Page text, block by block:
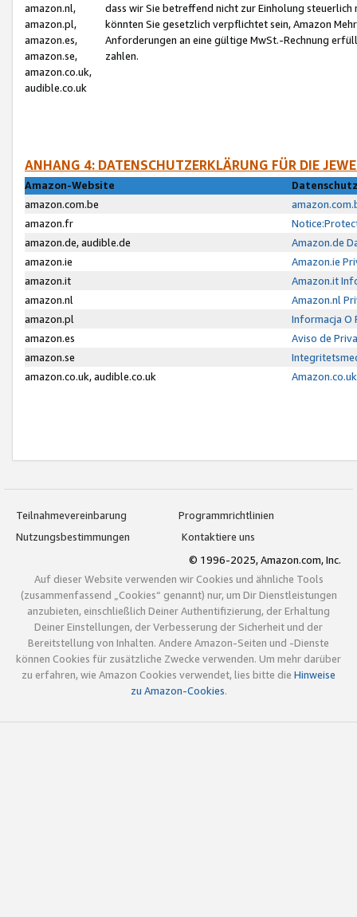
amazon.nl,
amazon.pl,
amazon.es,
amazon.se,
amazon.co.uk,
audible.co.uk
dass wir Sie betreffend nicht zur Einholung
könnten Sie gesetzlich verpflichtet sein, Amazon
Anforderungen an eine gültige MwSt.-Rechnung
zahlen.
ANHANG 4: DATENSCHUTZERKLÄRUNG FÜR DIE
Amazon-Website
amazon.com.be
amazon.fr
amazon.de, audible.de
Amazon.de
amazon.ie
Amazon.ie
amazon.it
Amazon.it
amazon.nl
Amazon.nl
amazon.pl
Informacja O
amazon.es
Aviso de
amazon.se
amazon.co.uk, audible.co.uk
Teilnahmevereinbarung
Programmrichtlinien
Nutzungsbestimmungen
Kontaktiere uns
© 1996-2025, Amazon.com, Inc.
Auf dieser Website verwenden wir Cookies und ähnliche Tools
(zusammenfassend „Cookies“ genannt) nur, um Dir Dienstleistungen
anzubieten, einschließlich Deiner Authentifizierung, der Erhaltung
Deiner Einstellungen, der Verbesserung der Sicherheit und der
Bereitstellung von Inhalten. Andere Amazon-Seiten und -Dienste
können Cookies für zusätzliche Zwecke verwenden. Um mehr darüber
zu erfahren, wie Amazon Cookies verwendet, lies bitte die Hinweise
zu Amazon-Cookies.